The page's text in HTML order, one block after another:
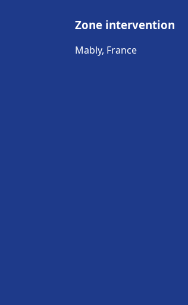
Zone intervention
Mably, France